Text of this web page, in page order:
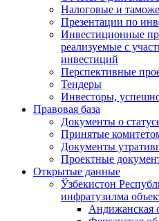
Налоговые и
Презентации по
Инвестиционные
реализуемые с
инвестиций
Перспективные
Тендеры
Инвесторы,
Правовая база
Документы о
Принятые
Документы
Проектные
Открытые данные
Ўзбекистон
инфратузилма
Андижанская